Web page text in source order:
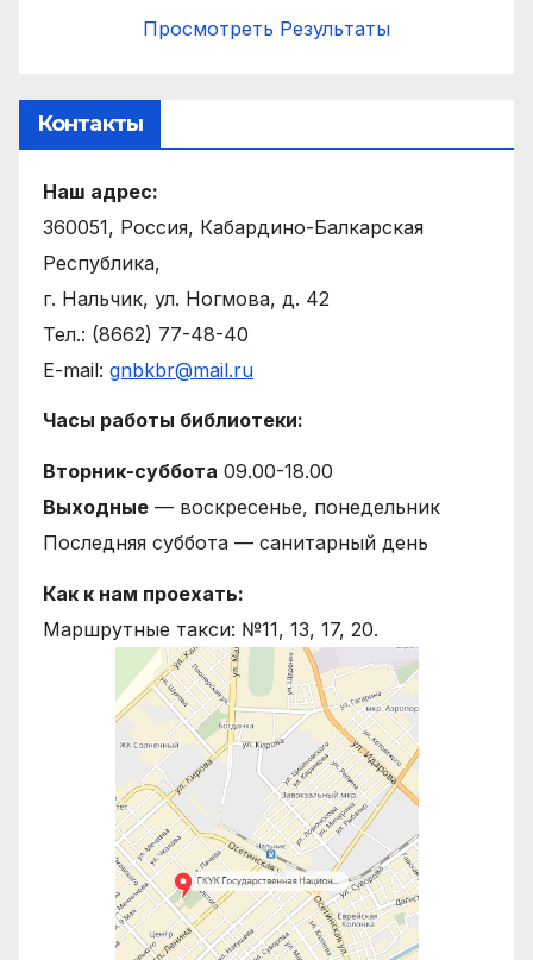
Просмотреть Результаты
Контакты
Наш адрес:
360051, Россия, Кабардино-Балкарская
Республика,
г. Нальчик, ул. Ногмова, д. 42
Тел.: (8662) 77-48-40
E-mail: gnbkbr@mail.ru
Часы работы библиотеки:
Вторник-суббота 09.00-18.00
Выходные — воскресенье, понедельник
Последняя суббота — санитарный день
Как к нам проехать:
Маршрутные такси: №11, 13, 17, 20.